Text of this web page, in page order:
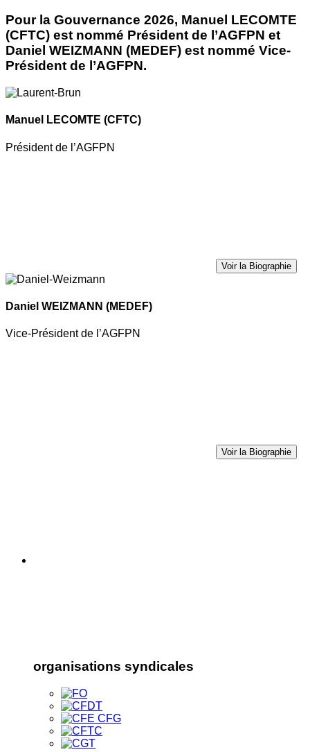
Pour la Gouvernance 2026, Manuel LECOMTE
(CFTC) est nommé Président de l’AGFPN et
Daniel WEIZMANN (MEDEF) est nommé Vice-
Président de l’AGFPN.
Manuel LECOMTE (CFTC)
Président de l’AGFPN
Voir la Biographie
Daniel WEIZMANN (MEDEF)
Vice-Président de l’AGFPN
Voir la Biographie
organisations syndicales